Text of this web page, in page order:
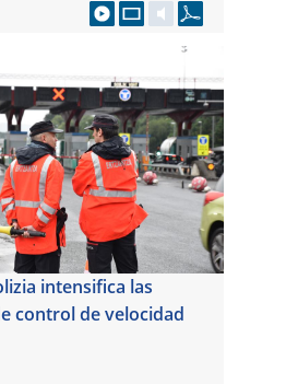
intensifica las
control de velocidad